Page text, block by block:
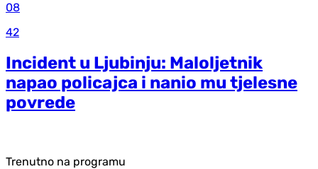
08
42
Incident u Ljubinju: Maloljetnik
napao policajca i nanio mu tjelesne
povrede
Trenutno na programu